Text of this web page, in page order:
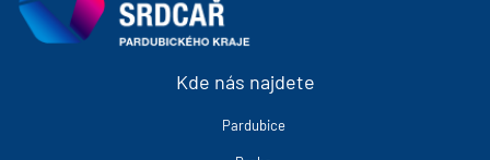
Kde nás najdete
Pardubice